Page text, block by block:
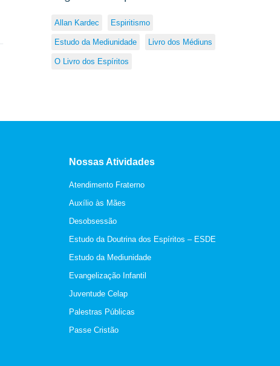
Allan Kardec Espiritismo
Estudo da Mediunidade Livro dos Médiuns
O Livro dos Espíritos
Nossas Atividades
Atendimento Fraterno
Auxílio às Mães
Desobsessão
Estudo da Doutrina dos Espíritos – ESDE
Estudo da Mediunidade
Evangelização Infantil
Juventude Celap
Palestras Públicas
Passe Cristão